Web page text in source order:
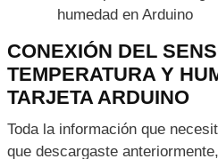
librerías comprueba que